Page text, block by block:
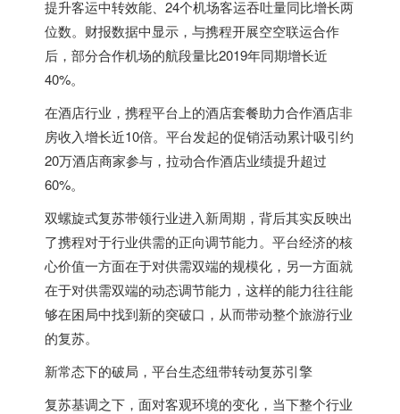
提升客运中转效能、24个机场客运吞吐量同比增长两
位数。财报数据中显示，与携程开展空空联运合作
后，部分合作机场的航段量比2019年同期增长近
40%。
在酒店行业，携程平台上的酒店套餐助力合作酒店非
房收入增长近10倍。平台发起的促销活动累计吸引约
20万酒店商家参与，拉动合作酒店业绩提升超过
60%。
双螺旋式复苏带领行业进入新周期，背后其实反映出
了携程对于行业供需的正向调节能力。平台经济的核
心价值一方面在于对供需双端的规模化，另一方面就
在于对供需双端的动态调节能力，这样的能力往往能
够在困局中找到新的突破口，从而带动整个旅游行业
的复苏。
新常态下的破局，平台生态纽带转动复苏引擎
复苏基调之下，面对客观环境的变化，当下整个行业